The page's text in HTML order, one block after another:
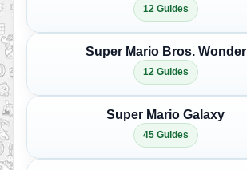
12 Guides
Super Mario Bros. Wonder
12 Guides
Super Mario Galaxy
45 Guides